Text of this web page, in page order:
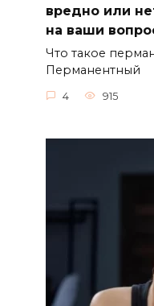
вредно или
на ваши
Что такое
Перманентный
4 915